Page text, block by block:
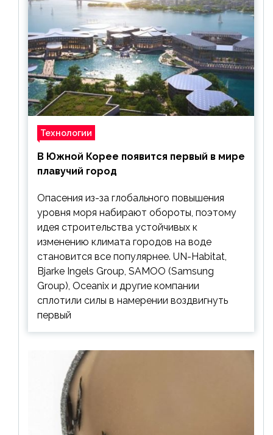
Технологии
В Южной Корее появится первый в мире
плавучий город
Опасения из-за глобального повышения
уровня моря набирают обороты, поэтому
идея строительства устойчивых к
изменению климата городов на воде
становится все популярнее. UN-Habitat,
Bjarke Ingels Group, SAMOO (Samsung
Group), Oceanix и другие компании
сплотили силы в намерении воздвигнуть
первый